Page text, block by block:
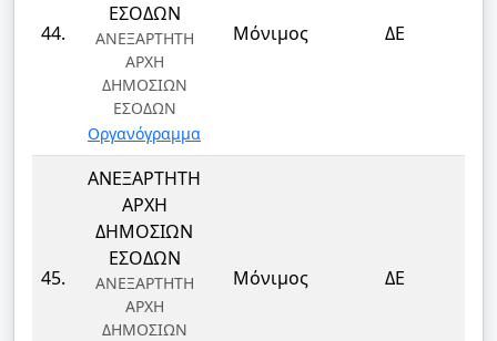
44.
ΕΣΟΔΩΝ
ΑΝΕΞΑΡΤΗΤΗ
ΑΡΧΗ
ΔΗΜΟΣΙΩΝ
ΕΣΟΔΩΝ
Οργανόγραμμα
Μόνιμος ΔΕ
45.
ΑΝΕΞΑΡΤΗΤΗ
ΑΡΧΗ
ΔΗΜΟΣΙΩΝ
ΕΣΟΔΩΝ
ΑΝΕΞΑΡΤΗΤΗ
ΑΡΧΗ
ΔΗΜΟΣΙΩΝ
Μόνιμος ΔΕ